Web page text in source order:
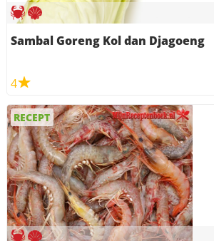
Sambal Goreng Kol dan Djagoeng
4
RECEPT